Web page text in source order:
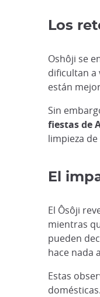
Los
Oshôji se
dificultan a
están
Sin
fiestas de
limpieza
El
El Ôsôji
mientras
pueden
hace nada
Estas